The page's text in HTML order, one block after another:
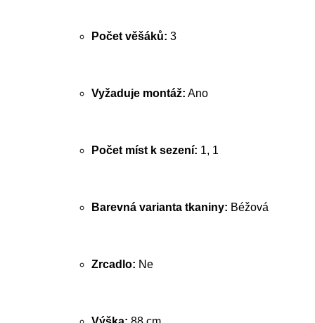
Počet věšáků: 3
Vyžaduje montáž: Ano
Počet míst k sezení: 1, 1
Barevná varianta tkaniny: Béžová
Zrcadlo: Ne